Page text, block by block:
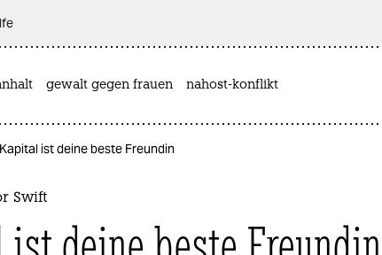
gewalt gegen frauen nahost-konflikt
ist deine beste Freundin
Swift